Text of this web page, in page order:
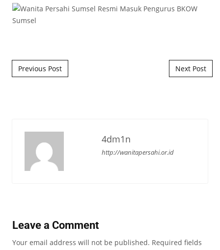
Post navigation
Previous Post Next Post
4dm1n
http://wanitapersahi.or.id
Leave a Comment
Your email address will not be published. Required fields